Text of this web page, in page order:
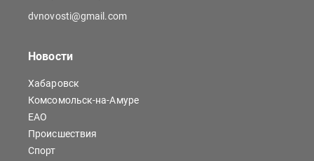
dvnovosti@gmail.com
Новости
Хабаровск
Комсомольск-на-Амуре
ЕАО
Происшествия
Спорт